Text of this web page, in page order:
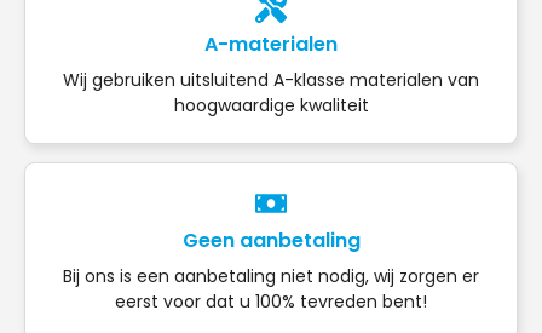
A-materialen
Wij gebruiken uitsluitend A-klasse materialen van
hoogwaardige kwaliteit
Geen aanbetaling
Bij ons is een aanbetaling niet nodig, wij zorgen er
eerst voor dat u 100% tevreden bent!